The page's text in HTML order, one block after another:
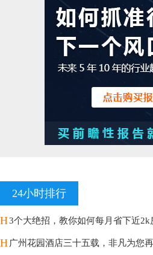
24小时排行
H3个大绝招，教你如何每月省下近2k
H 广州花园酒店三十五载，非凡为您